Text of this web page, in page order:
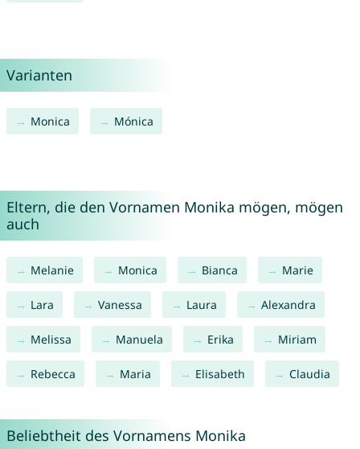
Varianten
Monica Mónica
Eltern, die den Vornamen Monika mögen, mögen
auch
Melanie Monica Bianca Marie
Lara Vanessa Laura Alexandra
Melissa Manuela Erika Miriam
Rebecca Maria Elisabeth Claudia
Beliebtheit des Vornamens Monika